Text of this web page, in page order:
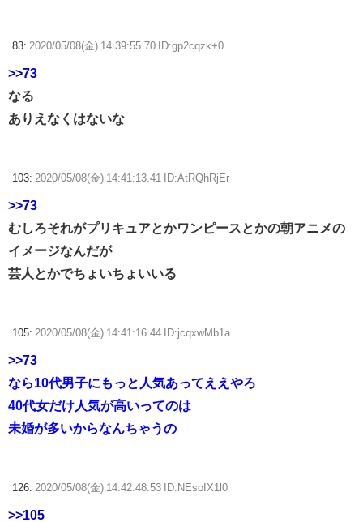
83: 2020/05/08(金) 14:39:55.70 ID:gp2cqzk+0
>>73
なる
ありえなくはないな
103: 2020/05/08(金) 14:41:13.41 ID:AtRQhRjEr
>>73
むしろそれがプリキュアとかワンピースとかの朝アニメの
イメージなんだが
芸人とかでちょいちょいいる
105: 2020/05/08(金) 14:41:16.44 ID:jcqxwMb1a
>>73
なら10代男子にもっと人気あってええやろ
40代女だけ人気が高いってのは
未婚が多いからなんちゃうの
126: 2020/05/08(金) 14:42:48.53 ID:NEsoIX1l0
>>105